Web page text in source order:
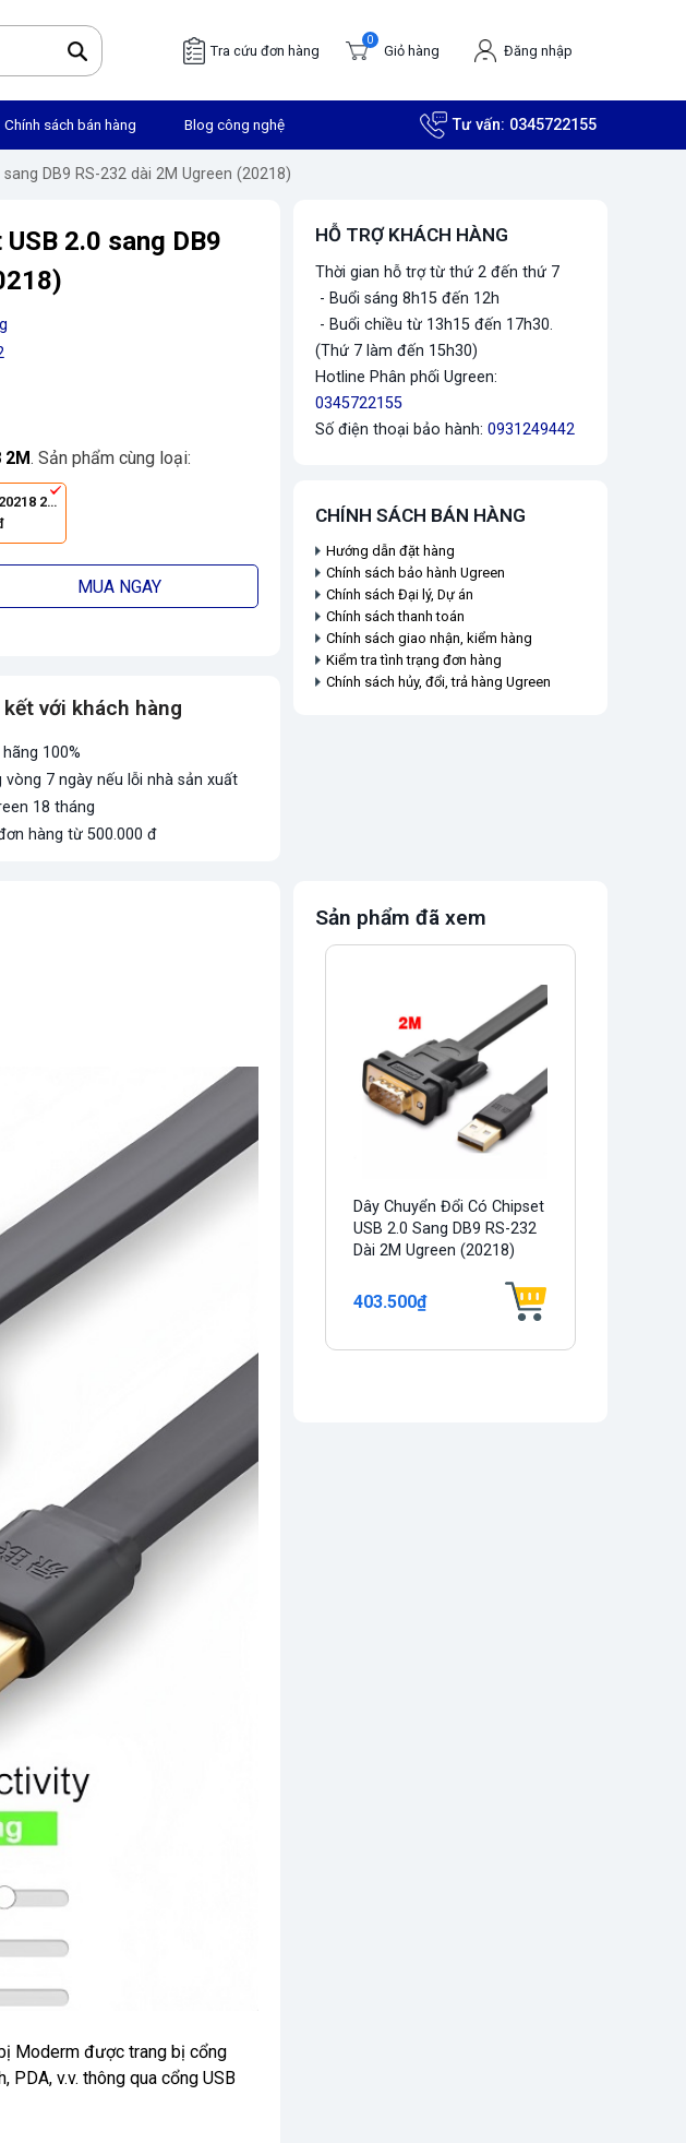
Tra cứu đơn hàng
0
Giỏ hàng Đăng nhập
Chính sách bán hàng Blog công nghệ Tư vấn: 0345722155
DB9 RS-232 dài 2M Ugreen (20218)
2.0 sang DB9
. Sản phẩm cùng loại:
Ugreen 20218 2M
MUA NGAY
với khách hàng
100%
7 ngày nếu lỗi nhà sản xuất
18 tháng
hàng từ 500.000 đ
HỖ TRỢ KHÁCH HÀNG
Thời gian hỗ trợ từ thứ 2 đến thứ 7
- Buổi sáng 8h15 đến 12h
- Buổi chiều từ 13h15 đến 17h30.
(Thứ 7 làm đến 15h30)
Hotline Phân phối Ugreen:
0345722155
Số điện thoại bảo hành: 0931249442
CHÍNH SÁCH BÁN HÀNG
Hướng dẫn đặt hàng
Chính sách bảo hành Ugreen
Chính sách Đại lý, Dự án
Chính sách thanh toán
Chính sách giao nhận, kiểm hàng
Kiểm tra tình trạng đơn hàng
Chính sách hủy, đổi, trả hàng Ugreen
Moderm được trang bị cổng
PDA, v.v. thông qua cổng USB
Sản phẩm đã xem
Dây Chuyển Đổi Có Chipset
USB 2.0 Sang DB9 RS-232
Dài 2M Ugreen (20218)
403.500₫